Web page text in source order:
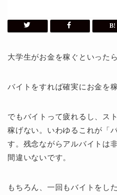
大学生がお金を稼ぐといった
バイトをすれば確実にお金を
でもバイトって疲れるし、ス
稼げない。いわゆるこれが「
す。残念ながらアルバイトは
間違いないです。
もちろん、一回もバイトをし